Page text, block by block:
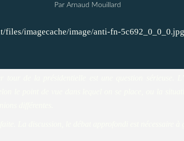
Par Arnaud Mouillard